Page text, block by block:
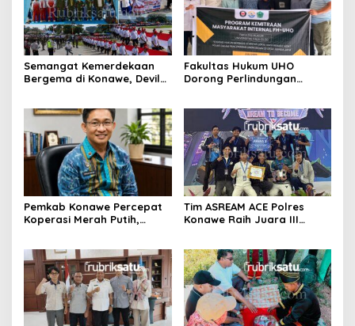
Semangat Kemerdekaan
Bergema di Konawe, Devile
Fakultas Hukum UHO
Dorong Perlindungan
Pemkab Konawe Percepat
Koperasi Merah Putih,
Tim ASREAM ACE Polres
Konawe Raih Juara III